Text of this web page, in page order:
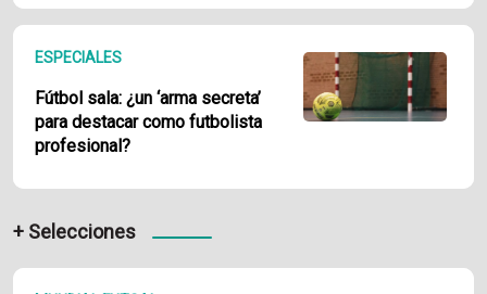
ESPECIALES
Fútbol sala: ¿un ‘arma secreta’
para destacar como futbolista
profesional?
+ Selecciones